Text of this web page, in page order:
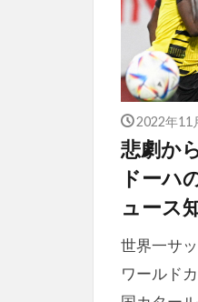
2022年11
悲劇か
ドーハ
ュース
世界一サ
ワールド